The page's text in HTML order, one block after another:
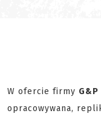
W ofercie firmy G&P
opracowywana,